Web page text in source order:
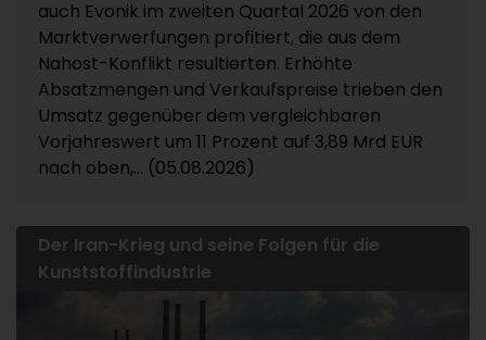
auch Evonik im zweiten Quartal 2026 von den
Marktverwerfungen profitiert, die aus dem
Nahost-Konflikt resultierten. Erhöhte
Absatzmengen und Verkaufspreise trieben den
Umsatz gegenüber dem vergleichbaren
Vorjahreswert um 11 Prozent auf 3,89 Mrd EUR
nach oben,... (05.08.2026)
Der Iran-Krieg und seine Folgen für die
Kunststoffindustrie